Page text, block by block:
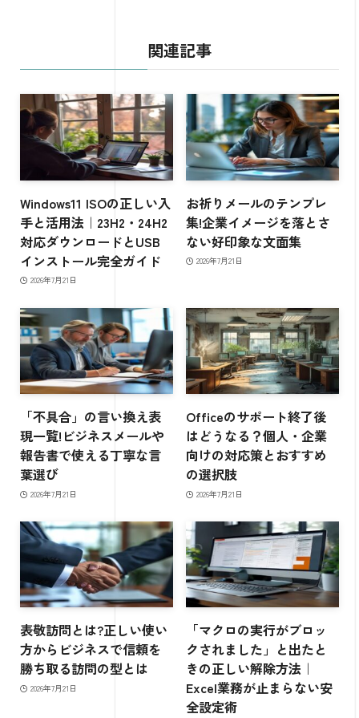
関連記事
Windows11 ISOの正しい入
手と活用法｜23H2・24H2
対応ダウンロードとUSB
インストール完全ガイド
2026年7月21日
お祈りメールのテンプレ
集!企業イメージを落とさ
ない好印象な文面集
2026年7月21日
「不具合」の言い換え表
現一覧!ビジネスメールや
報告書で使える丁寧な言
葉選び
2026年7月21日
Officeのサポート終了後
はどうなる？個人・企業
向けの対応策とおすすめ
の選択肢
2026年7月21日
表敬訪問とは?正しい使い
方からビジネスで信頼を
勝ち取る訪問の型とは
2026年7月21日
「マクロの実行がブロッ
クされました」と出たと
きの正しい解除方法｜
Excel業務が止まらない安
全設定術